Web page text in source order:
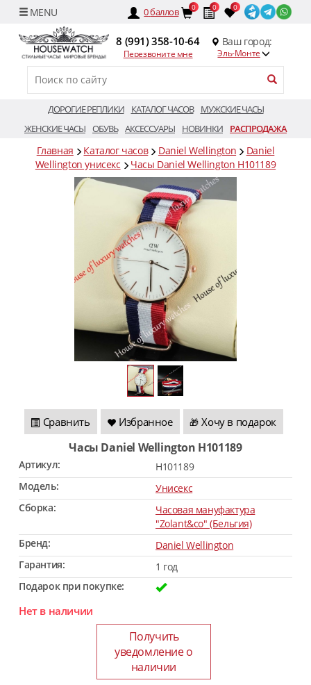
0баллов 0 0 0
8 (991) 358-10-64
Перезвоните мне
Ваш город:
Эль-Монте
ДОРОГИЕ РЕПЛИКИ КАТАЛОГ ЧАСОВ
МУЖСКИЕ ЧАСЫ
ЖЕНСКИЕ ЧАСЫ ОБУВЬ АКСЕССУАРЫ НОВИНКИ РАСПРОДАЖА
Главная Каталог часов Daniel Wellington
Daniel
Wellington унисекс
Часы Daniel Wellington H101189
Сравнить Избранное 🎁 Хочу в подарок
Часы Daniel Wellington H101189
Артикул:
H101189
Модель:
Унисекс
Сборка:
Часовая мануфактура
"Zolant&co" (Бельгия)
Бренд:
Daniel Wellington
Гарантия:
1 год
Подарок при покупке:
Нет в наличии
Получить
уведомление о
наличии